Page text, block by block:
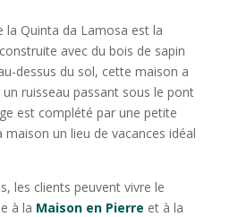
Quinta da Lamosa est la
avec du bois de sapin
dessus du sol, cette maison a
un ruisseau passant sous le pont
est complété par une petite
maison un lieu de vacances idéal
les clients peuvent vivre le
à la Maison en Pierre et à la